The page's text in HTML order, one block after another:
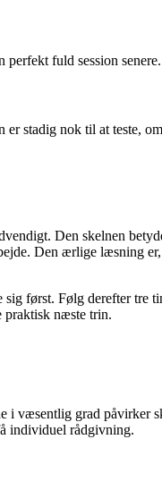
fuld session senere.
stadig nok til at teste,
Den skelnen
Den ærlige læsning
først. Følg derefter tre
praktisk næste trin.
i væsentlig grad påvirker
individuel rådgivning.